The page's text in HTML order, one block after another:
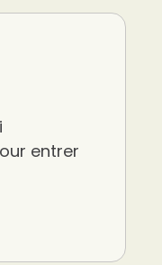
entrer